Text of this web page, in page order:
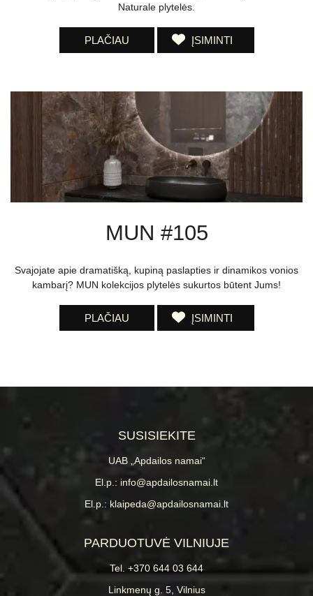
Naturale plytelės.
PLAČIAU ĮSIMINTI
MUN #105
Svajojate apie dramatišką, kupiną paslapties ir dinamikos vonios
kambarį? MUN kolekcijos plytelės sukurtos būtent Jums!
PLAČIAU ĮSIMINTI
SUSISIEKITE
UAB „Apdailos namai“
El.p.: info@apdailosnamai.lt
El.p.: klaipeda@apdailosnamai.lt
PARDUOTUVĖ VILNIUJE
Tel. +370 644 03 644
Linkmenų g. 5, Vilnius